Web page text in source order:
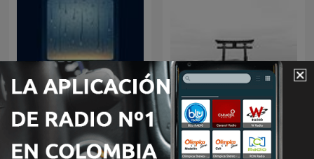
Lluvia para dormir
Música Zen para relajarse
y meditar || Conecta con
uno mismo